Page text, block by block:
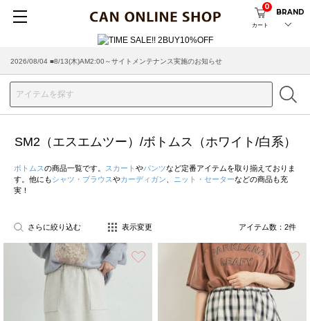
カート
0
BRAND
2026/08/04 ■8/13(木)AM2:00～サイトメンテナンス実施のお知らせ
SM2（エスエムツー）/ボトムス（ホワイト/白系）
ボトムスの商品一覧です。 スカート やパンツなど定番アイテムを取り揃えておりま
す。他にもシャツ・ブラウスやカーディガン ニット・セーターなどの商品も充
実！
さらに絞り込む 表示変更 アイテム数： 2件